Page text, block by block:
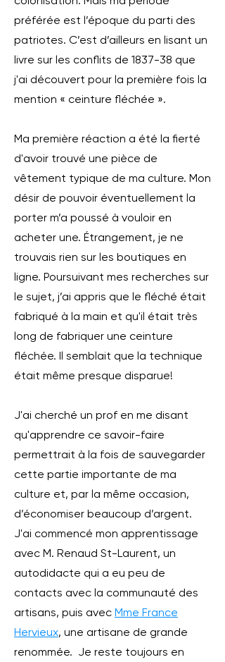
préférée est l’époque du parti des
patriotes. C’est d’ailleurs en lisant un
livre sur les conflits de 1837-38 que
j'ai découvert pour la première fois la
mention « ceinture fléchée ».
Ma première réaction a été la fierté
d'avoir trouvé une pièce de
vêtement typique de ma culture. Mon
désir de pouvoir éventuellement la
porter m’a poussé à vouloir en
acheter une. Étrangement, je ne
trouvais rien sur les boutiques en
ligne. Poursuivant mes recherches sur
le sujet, j’ai appris que le fléché était
fabriqué à la main et qu'il était très
long de fabriquer une ceinture
fléchée. Il semblait que la technique
était même presque disparue!
J'ai cherché un prof en me disant
qu'apprendre ce savoir-faire
permettrait à la fois de sauvegarder
cette partie importante de ma
culture et, par la même occasion,
d’économiser beaucoup d’argent.
J'ai commencé mon apprentissage
avec M. Renaud St-Laurent, un
autodidacte qui a eu peu de
contacts avec la communauté des
artisans, puis avec Mme France
Hervieux, une artisane de grande
renommée. Je reste toujours en